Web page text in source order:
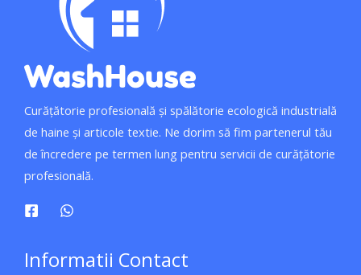
Curățătorie profesională și spălătorie ecologică industrială
de haine și articole textie. Ne dorim să fim partenerul tău
de încredere pe termen lung pentru servicii de curățătorie
profesională.
Informatii Contact